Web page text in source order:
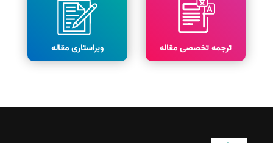
ترجمه تخصصی مقاله ویراستاری مقاله